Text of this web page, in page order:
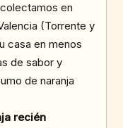
en
(Torrente y
casa en menos
de sabor y
de naranja
recién